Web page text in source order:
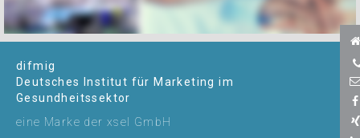
difmig
Deutsches Institut für Marketing im
Gesundheitssektor
eine Marke der xsel GmbH